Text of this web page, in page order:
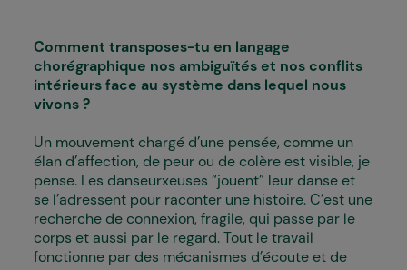
Comment transposes-tu en langage
chorégraphique nos ambiguïtés et nos conflits
intérieurs face au système dans lequel nous
vivons ?
Un mouvement chargé d’une pensée, comme un
élan d’affection, de peur ou de colère est visible, je
pense. Les danseurxeuses “jouent” leur danse et
se l’adressent pour raconter une histoire. C’est une
recherche de connexion, fragile, qui passe par le
corps et aussi par le regard. Tout le travail
fonctionne par des mécanismes d’écoute et de